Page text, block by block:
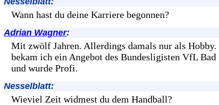
Wann hast du deine Karriere begonnen?
Adrian Wagner:
Mit zwölf Jahren. Allerdings damals nur als
bekam ich ein Angebot des Bundesligisten VfL Bad
und wurde Profi.
Nesselblatt:
Wieviel Zeit widmest du dem Handball?